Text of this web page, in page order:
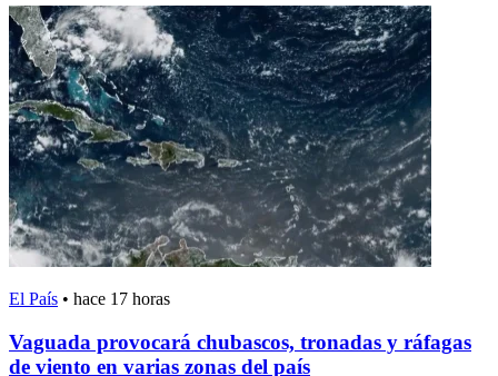
El País • hace 17 horas
Vaguada provocará chubascos, tronadas y ráfagas
de viento en varias zonas del país